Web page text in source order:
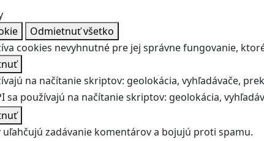
Odmietnuť všetko
cookies nevyhnutné pre jej správne fungovanie,
na načítanie skriptov: geolokácia, vyhľadávače,
sa používajú na načítanie skriptov: geolokácia,
zadávanie komentárov a bojujú proti spamu.